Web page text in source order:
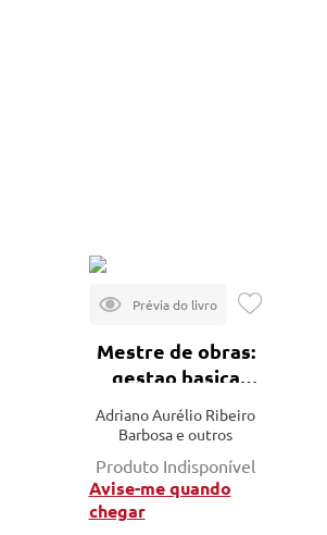
Mestre de obras:
gestao basica
para construçao
civil
Adriano Aurélio Ribeiro
Barbosa e outros
Produto Indisponível
Avise-me quando
chegar